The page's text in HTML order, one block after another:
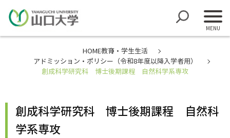
HOME教育・学生生活
アドミッション・ポリシー（令和8年度以降入学者用）
創成科学研究科 博士後期課程 自然科学系専攻
創成科学研究科 博士後期課程 自然科
学系専攻